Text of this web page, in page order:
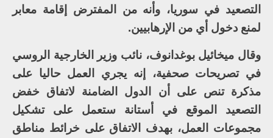
التصعيد في سوريا، وأنه من المفترض إقامة معابر
لمنع دخول أي من الإرهابيين.
وقال ميخائيل بوغدانوف، نائب وزير الخارجية الروسي
في تصريحات صحفية، إنه يجري العمل حاليا على
مذكرة تنص على أن الدول الضامنة لاتفاق خفض
التصعيد الموقع في أستانة ستعمل على تشكيل
مجموعات العمل، بهدف الاتفاق على خرائط مناطق